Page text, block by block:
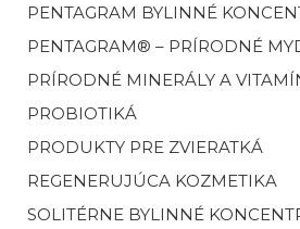
PENTAGRAM BYLINNÉ
PENTAGRAM® – PRÍRODNÉ
PRÍRODNÉ MINERÁLY A
PROBIOTIKÁ
PRODUKTY PRE ZVIERATKÁ
REGENERUJÚCA KOZMETIKA
SOLITÉRNE BYLINNÉ